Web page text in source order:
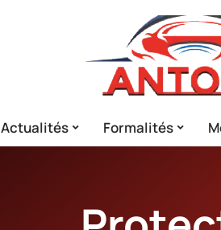
Actualités Formalités